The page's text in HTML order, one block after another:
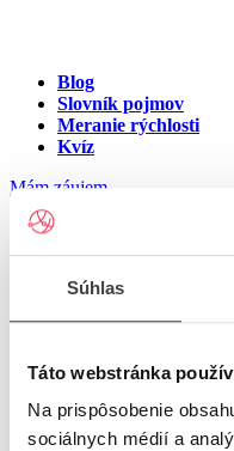
Súhlas
Táto webstránka
Na prispôsobenie
sociálnych médií a
Blog
Slovník pojmov
Meranie rýchlosti
Kvíz
Mám záujem
Internet na
Komárno
Zadajte číslo vchodu pre